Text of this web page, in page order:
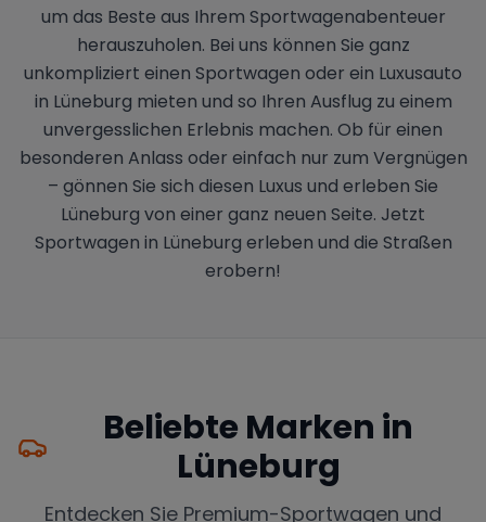
um das Beste aus Ihrem Sportwagenabenteuer
herauszuholen. Bei uns können Sie ganz
unkompliziert einen Sportwagen oder ein Luxusauto
in Lüneburg mieten und so Ihren Ausflug zu einem
unvergesslichen Erlebnis machen. Ob für einen
besonderen Anlass oder einfach nur zum Vergnügen
– gönnen Sie sich diesen Luxus und erleben Sie
Lüneburg von einer ganz neuen Seite. Jetzt
Sportwagen in Lüneburg erleben und die Straßen
erobern!
Beliebte Marken in
Lüneburg
Entdecken Sie Premium-Sportwagen und